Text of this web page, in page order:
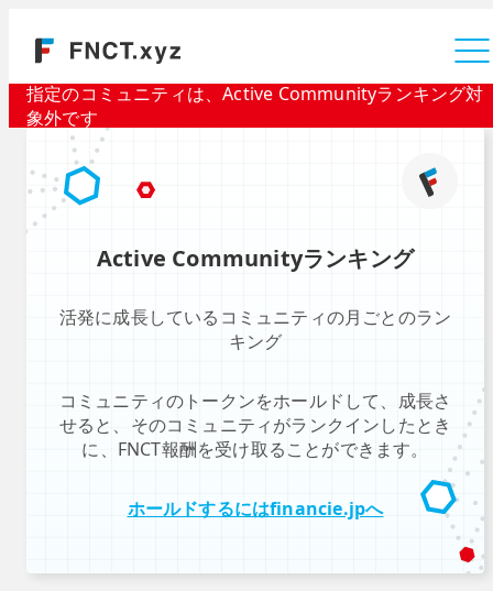
指定のコミュニティは、Active Communityランキング対
象外です
Active Communityランキング
活発に成長しているコミュニティの月ごとのラン
キング
コミュニティのトークンをホールドして、成長さ
せると、そのコミュニティがランクインしたとき
に、FNCT報酬を受け取ることができます。
ホールドするにはfinancie.jpへ